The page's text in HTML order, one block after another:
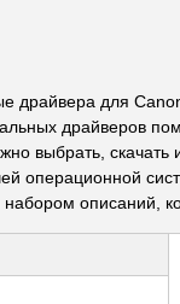
для
драйверов
выбрать,
операционной
описаний,